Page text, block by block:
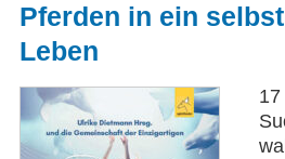
Pferden in ein
Leben